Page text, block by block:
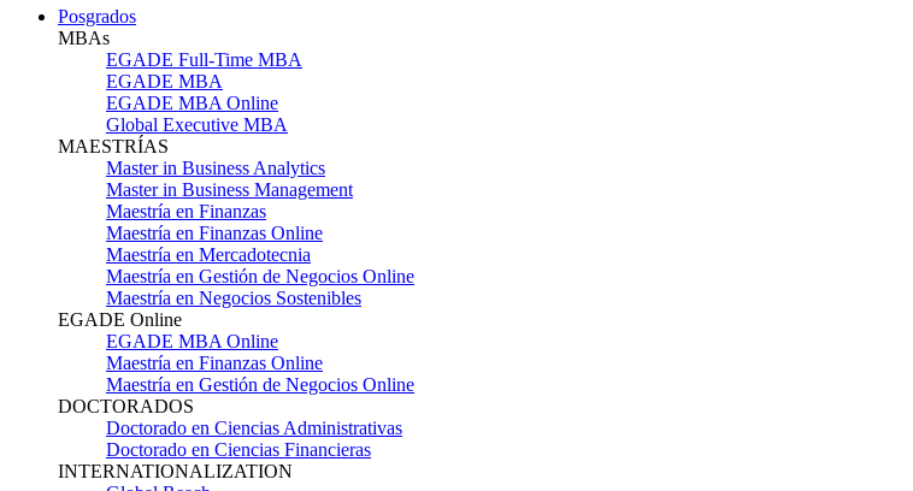
Posgrados
MBAs
EGADE Full-Time MBA
EGADE MBA
EGADE MBA Online
Global Executive MBA
MAESTRÍAS
Master in Business Analytics
Master in Business Management
Maestría en Finanzas
Maestría en Finanzas Online
Maestría en Mercadotecnia
Maestría en Gestión de Negocios Online
Maestría en Negocios Sostenibles
EGADE Online
EGADE MBA Online
Maestría en Finanzas Online
Maestría en Gestión de Negocios Online
DOCTORADOS
Doctorado en Ciencias Administrativas
Doctorado en Ciencias Financieras
INTERNATIONALIZATION